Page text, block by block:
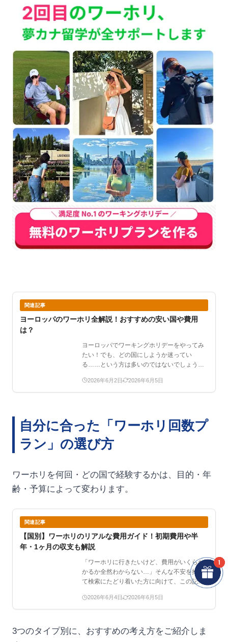
関連記事
ヨーロッパのワーホリ全解説！おすすめの安い国や費用
は？
ヨーロッパでワーキングホリデーをやってみ
たい！でも、どの国にしようか迷ってい
る……という方は多いのではないでしょう
2026年6月2日 2026年6月5日
自分に合った「ワーホリ回数プ
ラン」の選び方
ワーホリを何回・どの国で経験するかは、目的・年
齢・予算によって変わります。
関連記事
【国別】ワーホリのリアルな費用ガイド！初期費用や半
年・1ヶ月の収支も解説
「ワーホリに行きたいけど、費用がいくらか
かるか全然わからない…」そんな不安を抱え
て検索にたどり着いた方に向けて、この記事
2026年6月4日 2026年6月5日
3つのタイプ別に、おすすめの考え方をご紹介しま